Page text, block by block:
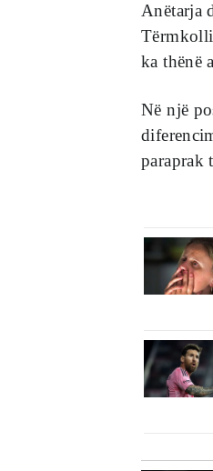
Anëtarja
ka thënë
Në një
paraprak